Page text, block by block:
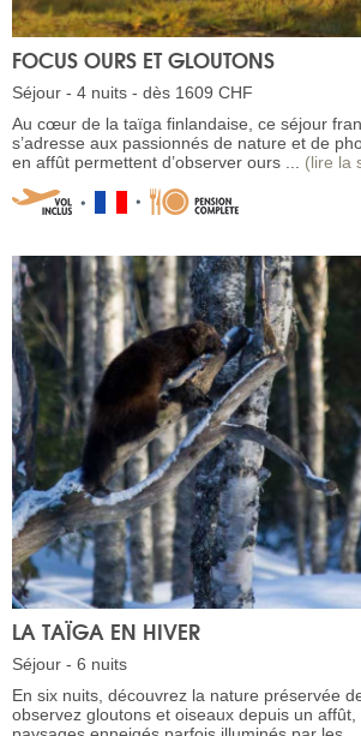
FOCUS OURS ET GLOUTONS
Séjour - 4 nuits - dès 1609 CHF
Au cœur de la taïga finlandaise, ce séjour
s’adresse aux passionnés de nature et de
en affût permettent d’observer ours ... (lire la
LA TAÏGA EN HIVER
Séjour - 6 nuits
En six nuits, découvrez la nature préservée
observez gloutons et oiseaux depuis un